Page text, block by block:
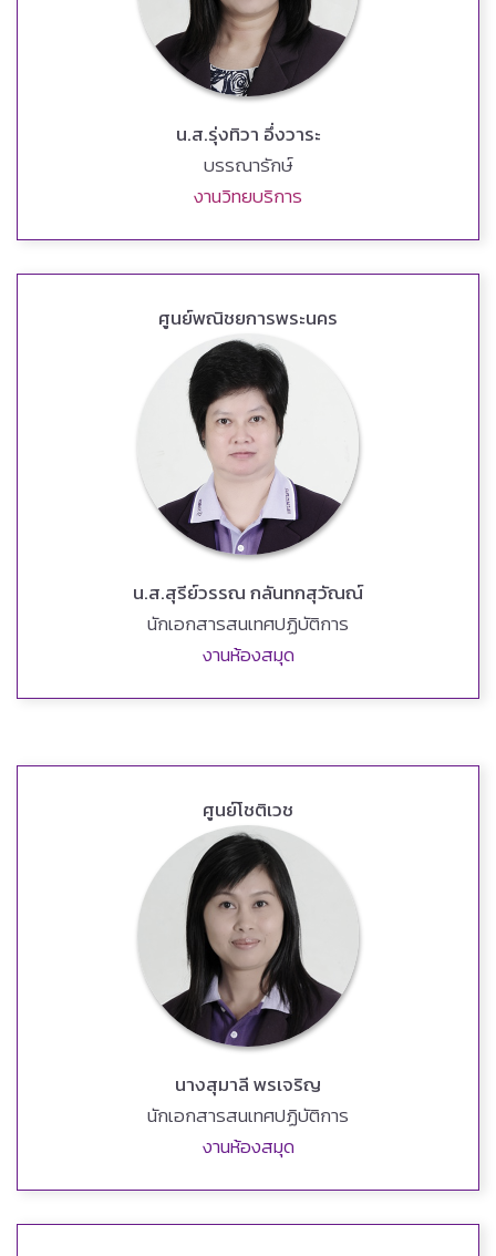
น.ส.รุ่งทิวา อึ่งวาระ
บรรณารักษ์
งานวิทยบริการ
ศูนย์พณิชยการพระนคร
น.ส.สุรีย์วรรณ กลันทกสุวัณณ์
นักเอกสารสนเทศปฏิบัติการ
งานห้องสมุด
ศูนย์โชติเวช
นางสุมาลี พรเจริญ
นักเอกสารสนเทศปฏิบัติการ
งานห้องสมุด